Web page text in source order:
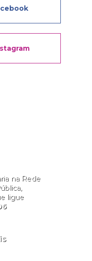
na Rede
ligue